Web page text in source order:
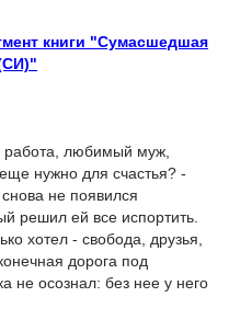
книги "Сумасшедшая
работа, любимый муж,
нужно для счастья? -
не появился
решил ей все испортить.
хотел - свобода, друзья,
дорога под
не осознал: без нее у него